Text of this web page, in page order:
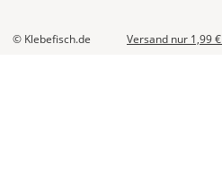
© Klebefisch.de Versand nur 1,99 €